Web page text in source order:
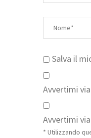
Salva il
Avvertimi
Avvertimi
* Utilizzando